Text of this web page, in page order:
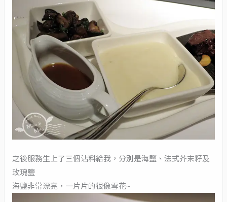
之後服務生上了三個沾料給我，分別是海鹽、法式芥末籽及
玫瑰鹽
海鹽非常漂亮，一片片的很像雪花~